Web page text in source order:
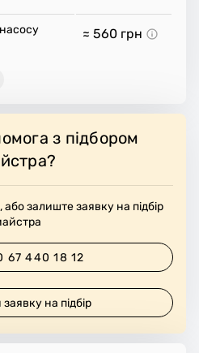
≈ 560 грн
з підбором
залиште заявку на підбір
67 440 18 12
на підбір